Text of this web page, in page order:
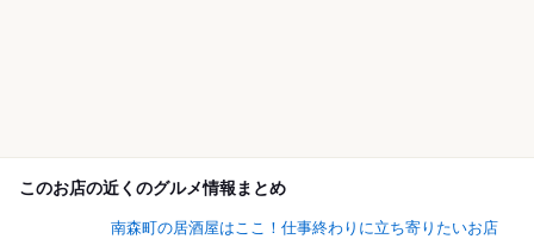
このお店の近くのグルメ情報まとめ
南森町の居酒屋はここ！仕事終わりに立ち寄りたいお店